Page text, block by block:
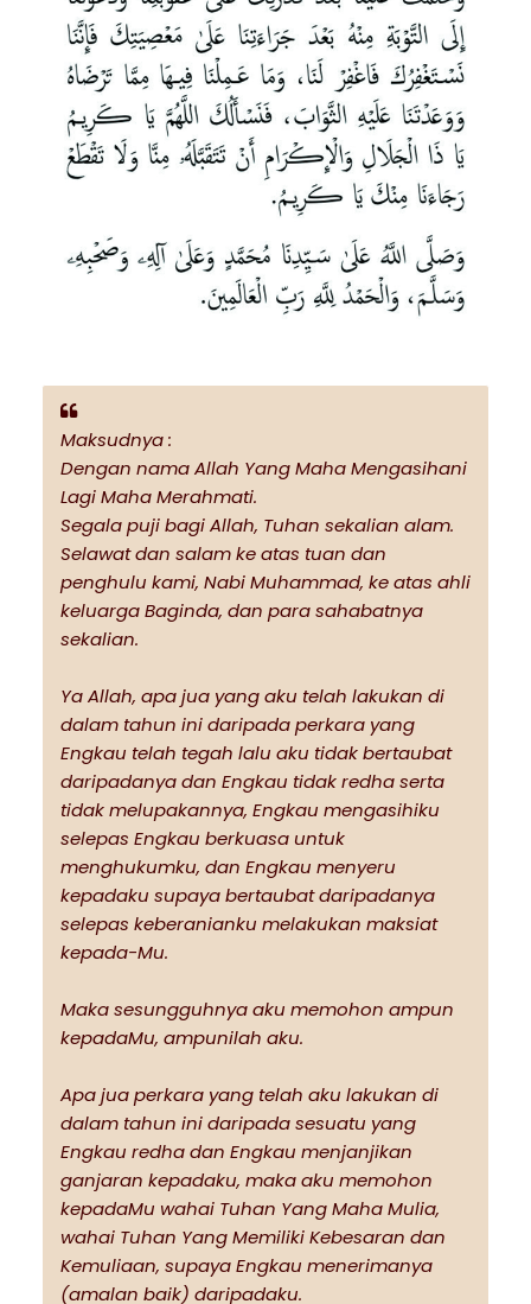
Maksudnya :
Dengan nama Allah Yang Maha Mengasihani
Lagi Maha Merahmati.
Segala puji bagi Allah, Tuhan sekalian alam.
Selawat dan salam ke atas tuan dan
penghulu kami, Nabi Muhammad, ke atas ahli
keluarga Baginda, dan para sahabatnya
sekalian.
Ya Allah, apa jua yang aku telah lakukan di
dalam tahun ini daripada perkara yang
Engkau telah tegah lalu aku tidak bertaubat
daripadanya dan Engkau tidak redha serta
tidak melupakannya, Engkau mengasihiku
selepas Engkau berkuasa untuk
menghukumku, dan Engkau menyeru
kepadaku supaya bertaubat daripadanya
selepas keberanianku melakukan maksiat
kepada-Mu.
Maka sesungguhnya aku memohon ampun
kepadaMu, ampunilah aku.
Apa jua perkara yang telah aku lakukan di
dalam tahun ini daripada sesuatu yang
Engkau redha dan Engkau menjanjikan
ganjaran kepadaku, maka aku memohon
kepadaMu wahai Tuhan Yang Maha Mulia,
wahai Tuhan Yang Memiliki Kebesaran dan
Kemuliaan, supaya Engkau menerimanya
(amalan baik) daripadaku.